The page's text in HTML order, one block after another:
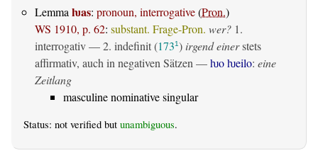
Lemma ƕas: pronoun, interrogative(Pron.)
WS 1910, p. 62: substant. Frage-Pron. wer? 1.
interrogativ— 2. indefinit(1731) irgend einerstets
affirmativ, auch in negativen Sätzen —ƕo ƕeilo: eine
Zeitlang
masculine nominative singular
Status: not verified but unambiguous.